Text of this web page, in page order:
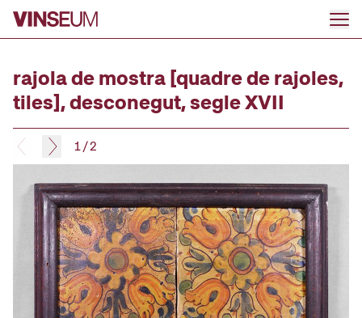
Go to content
rajola de mostra [quadre de rajoles,
tiles], desconegut, segle XVII
1/2